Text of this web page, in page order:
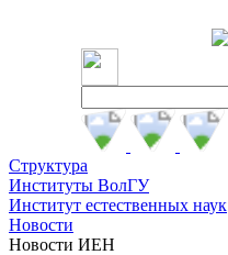
Структура
Институты ВолГУ
Институт естественных наук
Новости
Новости ИЕН